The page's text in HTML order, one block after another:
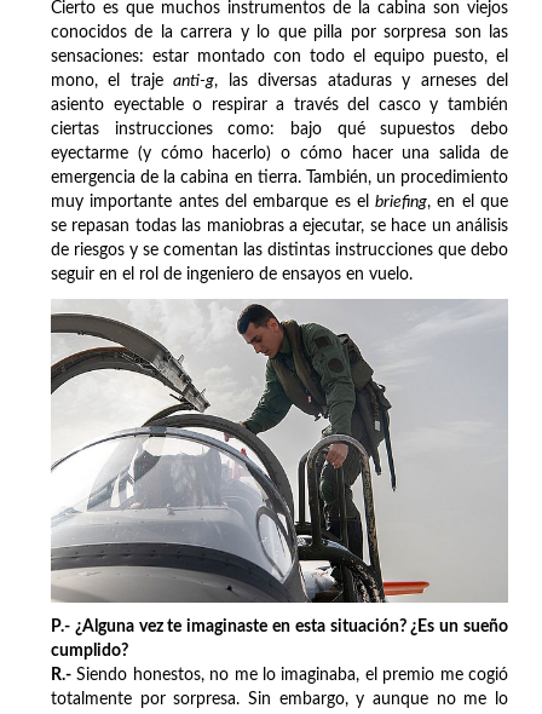
Cierto es que muchos instrumentos de la cabina son viejos
conocidos de la carrera y lo que pilla por sorpresa son las
sensaciones: estar montado con todo el equipo puesto, el
mono, el trajeanti-g, las diversas ataduras y arneses del
asiento eyectable o respirar a través del casco y también
ciertas instrucciones como: bajo qué supuestos debo
eyectarme (y cómo hacerlo) o cómo hacer una salida de
emergencia de la cabina en tierra. También, un procedimiento
muy importante antes del embarque es elbriefing, en el que
se repasan todas las maniobras a ejecutar, se hace un análisis
de riesgos y se comentan las distintas instrucciones que debo
seguir en el rol de ingeniero de ensayos en vuelo.
P.- ¿Alguna vez te imaginaste en esta situación? ¿Es un sueño
cumplido?
R.- Siendo honestos, no me lo imaginaba, el premio me cogió
totalmente por sorpresa. Sin embargo, y aunque no me lo